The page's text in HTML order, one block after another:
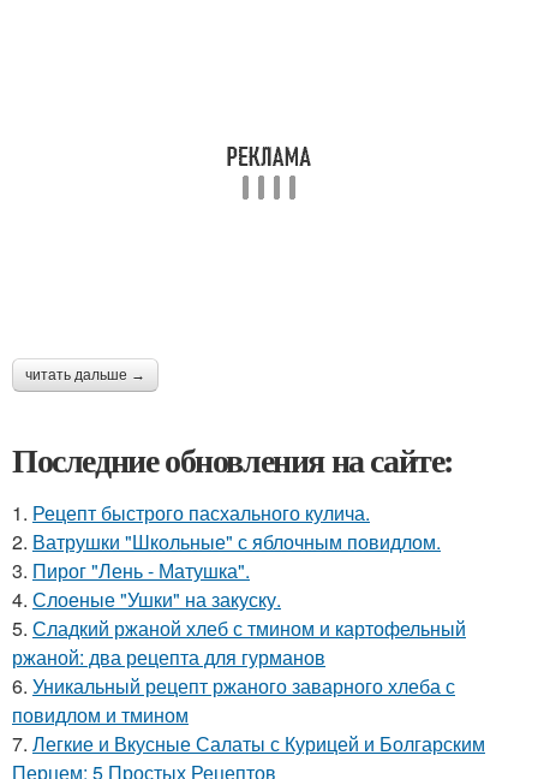
читать дальше →
Последние обновления на сайте:
1. Рецепт быстрого пасхального кулича.
2. Ватрушки "Школьные" с яблочным повидлом.
3. Пирог "Лень - Матушка".
4. Слоеные "Ушки" на закуску.
5. Сладкий ржаной хлеб с тмином и картофельный
ржаной: два рецепта для гурманов
6. Уникальный рецепт ржаного заварного хлеба с
повидлом и тмином
7. Легкие и Вкусные Салаты с Курицей и Болгарским
Перцем: 5 Простых Рецептов